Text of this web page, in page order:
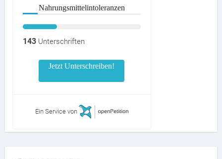
Nahrungsmittelintoleranzen
143Unterschriften
Jetzt Unterschreiben!
Ein Service von